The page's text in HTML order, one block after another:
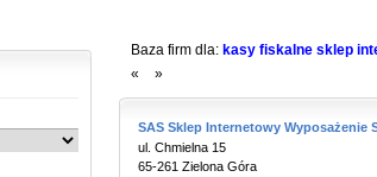
Baza firm dla: kasy fiskalne sklep
«
»
SAS Sklep Internetowy Wyposażenie
ul. Chmielna 15
65-261 Zielona Góra